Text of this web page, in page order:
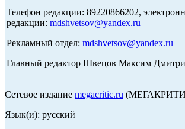
Телефон редакции: 89220866202,
редакции: mdshvetsov@yandex.ru
Рекламный отдел: mdshvetsov@yandex.ru
Главный редактор Швецов Максим
Сетевое издание megacritic.ru
Язык(и): русский